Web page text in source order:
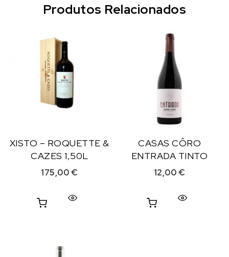
Produtos Relacionados
XISTO – ROQUETTE &
CAZES 1,50L
175,00€
CASAS CÔRO
ENTRADA TINTO
12,00€